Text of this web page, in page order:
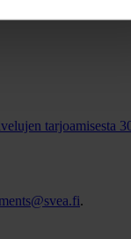
tarjoamisesta
.